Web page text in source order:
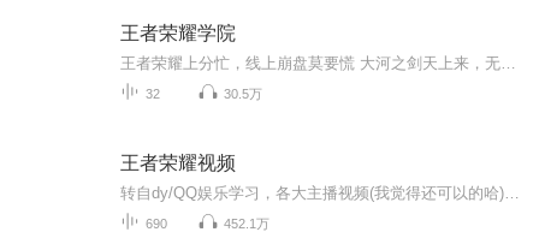
王者荣耀学院
32 30.5万
王者荣耀视频
690 452.1万